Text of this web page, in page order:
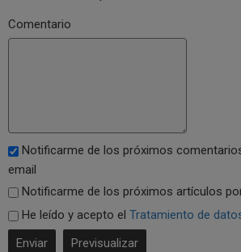
Comentario
Notificarme de los próximos
email
Notificarme de los próximos artículos
He leído y acepto el Tratamiento de